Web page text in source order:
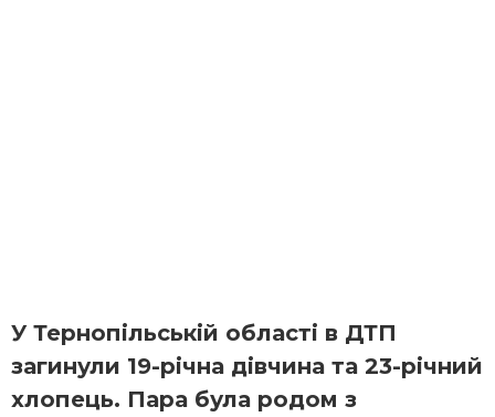
У Тернопільській області в ДТП
загинули 19-річна дівчина та 23-річний
хлопець. Пара була родом з